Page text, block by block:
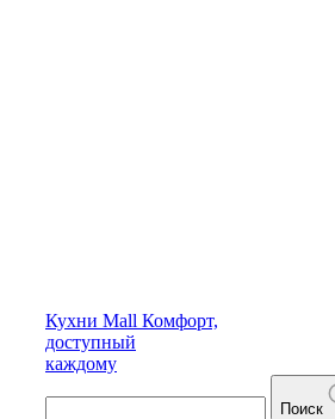
Кухни Mall Комфорт,
доступный
каждому
Поиск